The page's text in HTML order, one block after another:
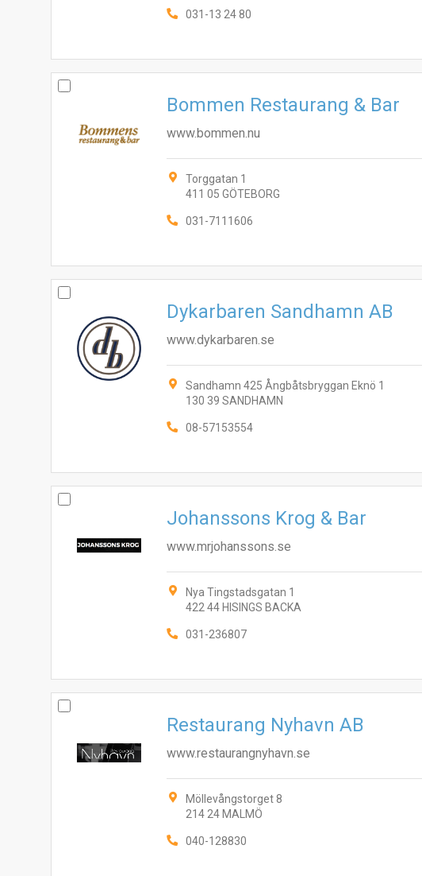
031-13 24 80
Bommen Restaurang & Bar
www.bommen.nu
Torggatan 1
411 05 GÖTEBORG
031-7111606
Dykarbaren Sandhamn AB
www.dykarbaren.se
Sandhamn 425 Ångbåtsbryggan Eknö 1
130 39 SANDHAMN
08-57153554
Johanssons Krog & Bar
www.mrjohanssons.se
Nya Tingstadsgatan 1
422 44 HISINGS BACKA
031-236807
Restaurang Nyhavn AB
www.restaurangnyhavn.se
Möllevångstorget 8
214 24 MALMÖ
040-128830